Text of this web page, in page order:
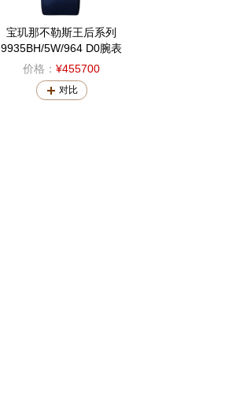
宝玑那不勒斯王后系列
9935BH/5W/964 D0腕表
价格： ¥455700
对比